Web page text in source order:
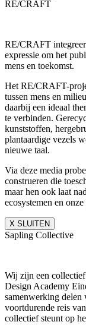
RE/CRAFT
RE/CRAFT
expressie om het
mens en toekomst.
Het RE/CRAFT-
tussen mens en
daarbij een ideaal
te verbinden.
kunststoffen,
plantaardige vezels
nieuwe taal.
Via deze media
construeren die
maar hen ook laat
ecosystemen en
X SLUITEN
Sapling Collective
Wij zijn een
Design Academy
samenwerking delen
voortdurende reis
collectief steunt op